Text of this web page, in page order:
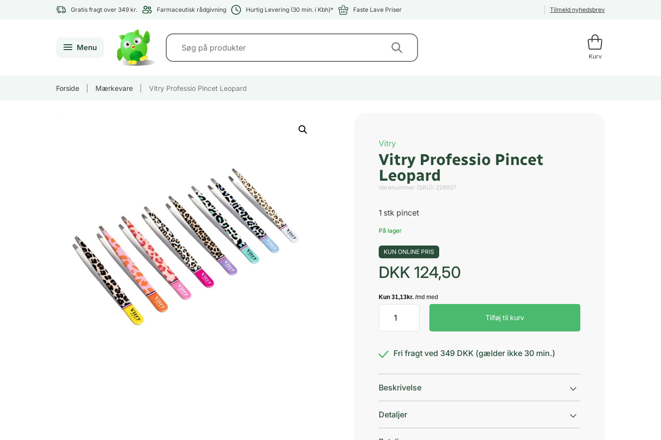
Gratis fragt over 349 kr. Farmaceutisk rådgivning Hurtig Levering (30 min. i Kbh)* Faste Lave Priser Tilmeld nyhedsbrev
Menu
Kurv
Forside Mærkevare Vitry Professio Pincet Leopard
Vitry
Vitry Professio Pincet
Leopard
Varenummer (SKU): 228937
1 stk pincet
På lager
KUN ONLINE PRIS
DKK 124,50
Professio
Pincet
antal
Tilføj til kurv
Fri fragt ved 349 DKK (gælder ikke 30 min.)
Beskrivelse
Detaljer